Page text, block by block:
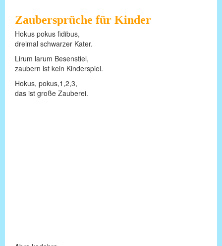
Zaubersprüche für Kinder
Hokus pokus fidibus,
dreimal schwarzer Kater.
Lirum larum Besenstiel,
zaubern ist kein Kinderspiel.
Hokus, pokus,1,2,3,
das ist große Zauberei.